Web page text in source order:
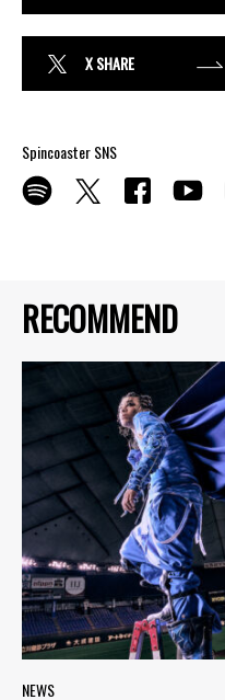
RECOMMEND
NEWS
X SHARE
Spincoaster SNS